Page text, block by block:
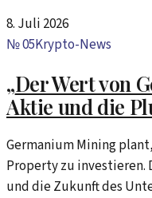
8. Juli 2026
№05Krypto-News
„Der Wert von
Aktie und die
Germanium Mining
Property zu investieren.
und die Zukunft des